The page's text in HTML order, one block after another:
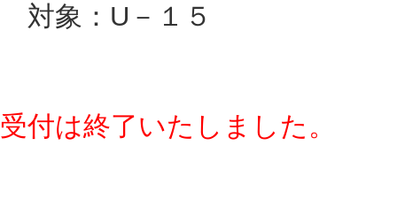
対象：U－１５
受付は終了いたしました。